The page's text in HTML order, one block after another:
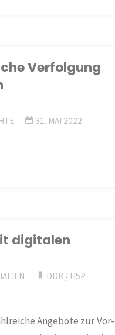
Verfolgung
31. MAI 2022
digitalen
DDR / H5P
Angebote zur Vor-